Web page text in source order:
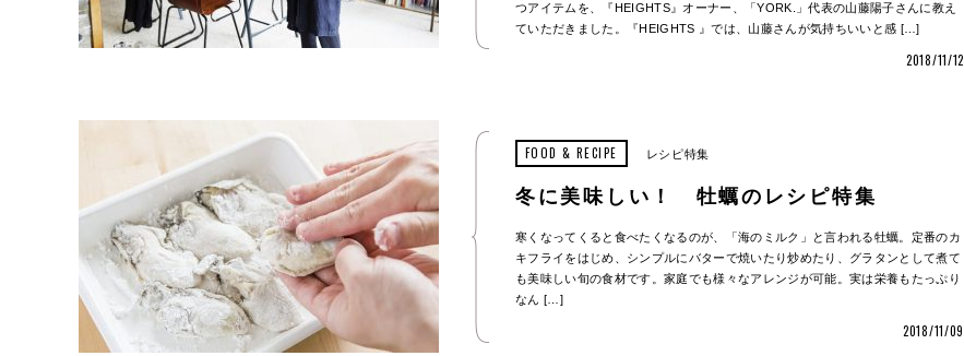
つアイテムを、『HEIGHTS』オーナー、「YORK.」代表の山藤陽子さんに教え
ていただきました。『HEIGHTS 』では、山藤さんが気持ちいいと感 […]
2018/11/12
FOOD & RECIPE レシピ特集
冬に美味しい！ 牡蠣のレシピ特集
寒くなってくると食べたくなるのが、「海のミルク」と言われる牡蠣。定番のカ
キフライをはじめ、シンプルにバターで焼いたり炒めたり、グラタンとして煮て
も美味しい旬の食材です。家庭でも様々なアレンジが可能。実は栄養もたっぷり
なん […]
2018/11/09